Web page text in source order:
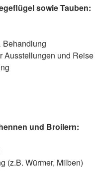
sowie Tauben:
Behandlung
Ausstellungen und Reise
und Broilern:
(z.B. Würmer, Milben)